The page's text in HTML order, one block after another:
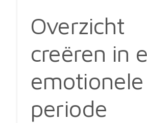
Overzicht
creëren in
emotionele
periode